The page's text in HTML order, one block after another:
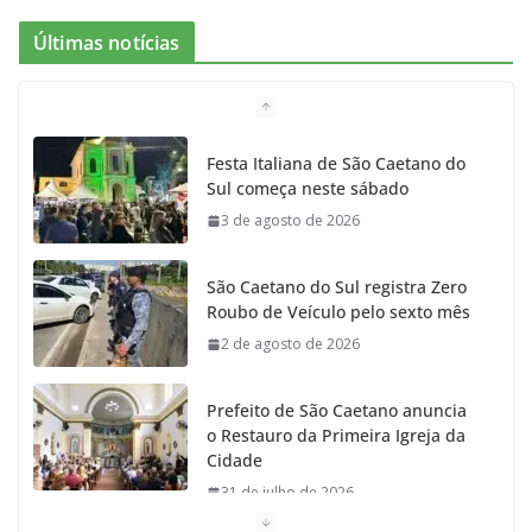
o
o
k
g
r
a
m
r e
Últimas notícias
Festa Italiana de São Caetano do
Sul começa neste sábado
3 de agosto de 2026
São Caetano do Sul registra Zero
Roubo de Veículo pelo sexto mês
2 de agosto de 2026
Prefeito de São Caetano anuncia
o Restauro da Primeira Igreja da
Cidade
31 de julho de 2026